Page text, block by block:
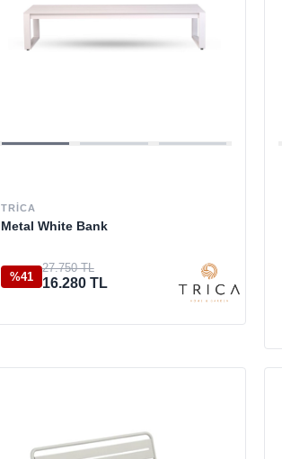
TRICA
Metal White Bank
%41
27.750 TL
16.280 TL